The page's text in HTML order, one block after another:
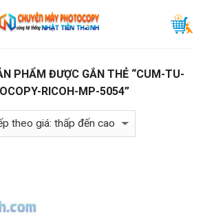
PHẨM ĐƯỢC GẮN THẺ “CUM-TU-
RICOH-MP-5054”